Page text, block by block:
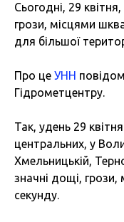
Сьогодні, 29
грози, місцями
для більшої
Про це УНН
Гідрометцентру.
Так, удень 29
центральних, у
Хмельницькій,
значні дощі,
секунду.